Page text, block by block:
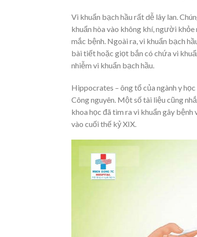
Vi khuẩn bạch hầu rất dễ lây lan.
khuẩn hòa vào không khí, người
mắc bệnh. Ngoài ra, vi khuẩn bạch
bài tiết hoặc giọt bắn có chứa vi
nhiễm vi khuẩn bạch hầu.
Hippocrates – ông tổ của ngành y
Công nguyên. Một số tài liệu cũng
khoa học đã tìm ra vi khuẩn gây
vào cuối thế kỷ XIX.